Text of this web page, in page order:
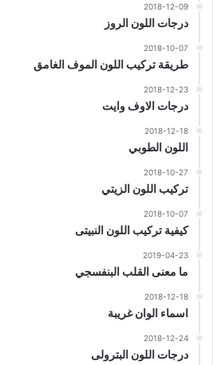
2018-12-09
درجات اللون الروز
2018-10-07
طريقة تركيب اللون الموف الغامق
2018-12-23
درجات الاوف وايت
2018-12-18
اللون الطوبي
2018-10-27
تركيب اللون الزيتي
2018-10-07
كيفية تركيب اللون النبيتى
2019-04-23
ما معنى القلب البنفسجي
2018-12-18
اسماء الوان غريبة
2018-12-24
درجات اللون البترولى